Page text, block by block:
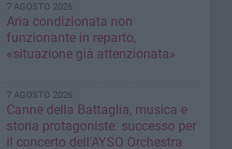
7 AGOSTO 2026
Aria condizionata non
funzionante in reparto,
«situazione già attenzionata»
7 AGOSTO 2026
Canne della Battaglia, musica e
storia protagoniste: successo per
il concerto dell’AYSO Orchestra